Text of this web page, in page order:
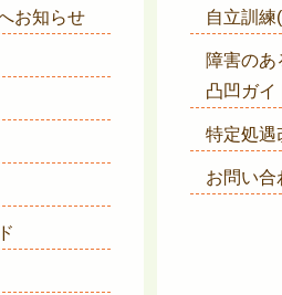
お知らせ 自立訓
障害のあ
凸凹ガイ
特定処遇
お問い合